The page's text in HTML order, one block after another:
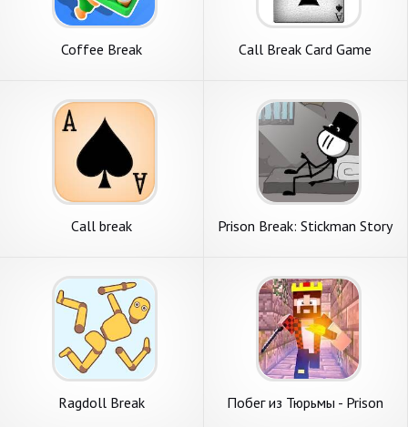
Coffee Break Call Break Card Game
Call break Prison Break: Stickman Story
Ragdoll Break
Побег из Тюрьмы - Prison